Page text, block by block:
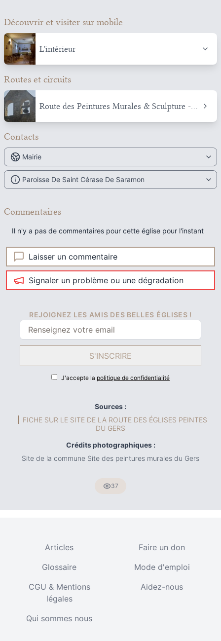
Découvrir et visiter sur mobile
L'intérieur
Routes et circuits
Route des Peintures Murales & Sculpture -
Astarac
Contacts
Mairie
Paroisse De Saint Cérase De Saramon
Commentaires
Il n'y a pas de commentaires pour cette église pour l'instant
Laisser un commentaire
Signaler un problème ou une dégradation
REJOIGNEZ LES AMIS DES BELLES ÉGLISES !
S'INSCRIRE
J'accepte la politique de confidentialité
Sources :
FICHE SUR LE SITE DE LA ROUTE DES ÉGLISES PEINTES
DU GERS
Crédits photographiques :
Site de la commune Site des peintures murales du Gers
37
Articles
Faire un don
Glossaire
Mode d'emploi
CGU & Mentions
légales
Aidez-nous
Qui sommes nous